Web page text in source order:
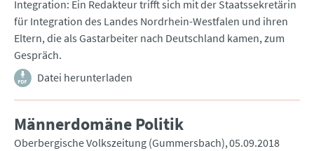
Integration: Ein Redakteur trifft sich mit der Staatssekretärin
für Integration des Landes Nordrhein-Westfalen und ihren
Eltern, die als Gastarbeiter nach Deutschland kamen, zum
Gespräch.
Datei herunterladen
Männerdomäne Politik
Oberbergische Volkszeitung (Gummersbach) 05.09.2018